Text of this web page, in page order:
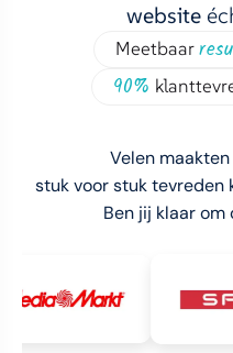
website
Meetbaar
90%
Velen
stuk voor stuk tevreden
Ben jij klaar om